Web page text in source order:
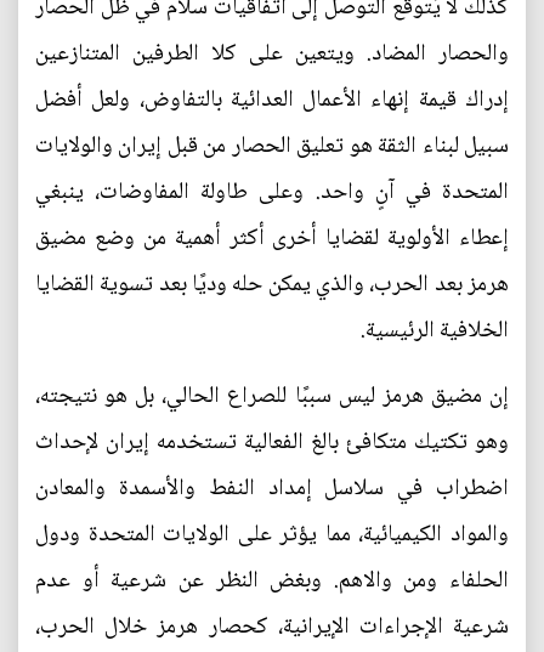
والحصار المضاد. ويتعين على كلا الطرفين المتنازعين
إدراك قيمة إنهاء الأعمال العدائية بالتفاوض، ولعل أفضل
سبيل لبناء الثقة هو تعليق الحصار من قبل إيران والولايات
المتحدة في آنٍ واحد. وعلى طاولة المفاوضات، ينبغي
إعطاء الأولوية لقضايا أخرى أكثر أهمية من وضع مضيق
هرمز بعد الحرب، والذي يمكن حله وديًا بعد تسوية القضايا
الخلافية الرئيسية.
إن مضيق هرمز ليس سببًا للصراع الحالي، بل هو نتيجته،
وهو تكتيك متكافئ بالغ الفعالية تستخدمه إيران لإحداث
اضطراب في سلاسل إمداد النفط والأسمدة والمعادن
والمواد الكيميائية، مما يؤثر على الولايات المتحدة ودول
الحلفاء ومن والاهم. وبغض النظر عن شرعية أو عدم
شرعية الإجراءات الإيرانية، كحصار هرمز خلال الحرب،